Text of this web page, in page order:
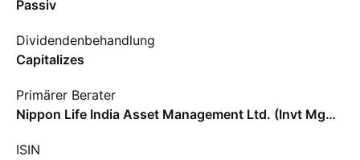
Passiv
Dividendenbehandlung
Capitalizes
Primärer Berater
Nippon Life India Asset Management Ltd. (Invt Mgmt)
ISIN